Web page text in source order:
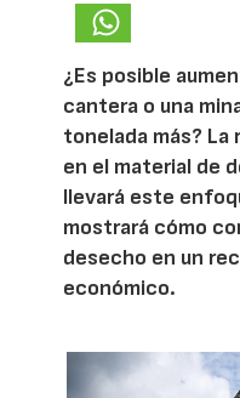
¿Es posible
cantera o una
tonelada más?
en el material de
llevará este
mostrará cómo
desecho en un
económico.